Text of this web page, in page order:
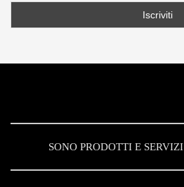
SONO PRODOTTI E SERVIZI